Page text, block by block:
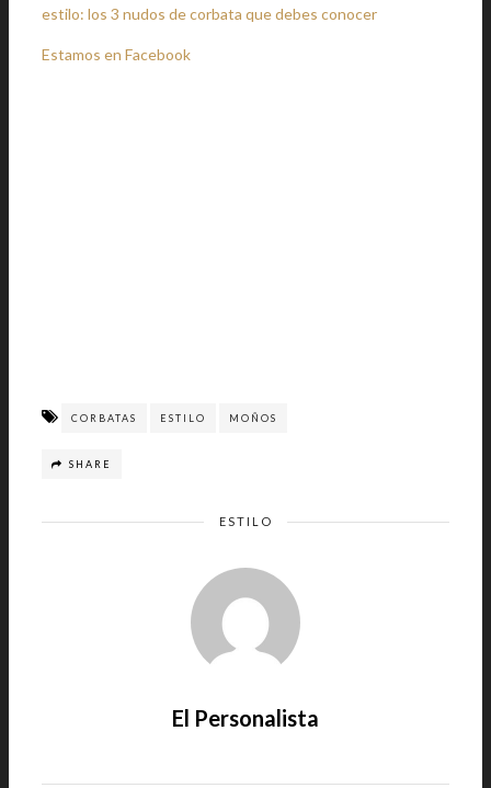
estilo: los 3 nudos de corbata que debes conocer
Estamos en Facebook
CORBATAS ESTILO MOÑOS
SHARE
ESTILO
El Personalista